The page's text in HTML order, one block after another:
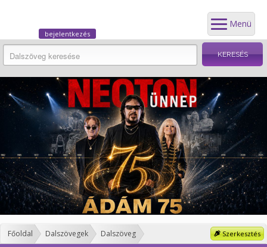
Menü
bejelentkezés
Szerkesztés
Főoldal Dalszövegek Dalszöveg